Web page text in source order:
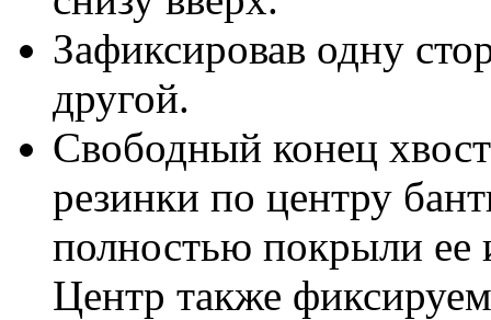
Зафиксировав одну
другой.
Свободный конец
резинки по центру
полностью покрыли ее
Центр также